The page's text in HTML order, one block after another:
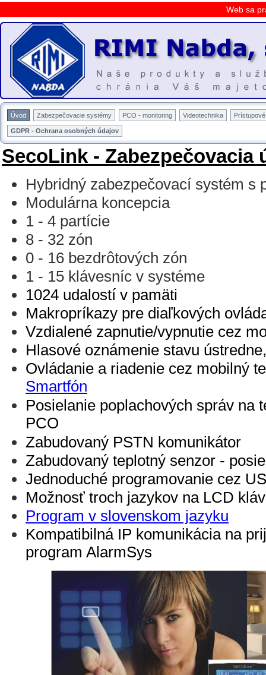
Web sa
Úvod Zabezpečovacie systémy PCO - monitoring Videotechnika
GDPR - Ochrana osobných údajov
SecoLink - Zabezpečovacia
Hybridný zabezpečovací systém s
Modulárna koncepcia
1 - 4 partície
8 - 32 zón
0 - 16 bezdrôtových zón
1 - 15 klávesníc v systéme
1024 udalostí v pamäti
Makropríkazy pre diaľkových
Vzdialené zapnutie/vypnutie cez
Hlasové oznámenie stavu ústredne,
Ovládanie a riadenie cez mobilný
Smartfón
Posielanie poplachových správ na
PCO
Zabudovaný PSTN komunikátor
Zabudovaný teplotný senzor -
Jednoduché programovanie cez
Možnosť troch jazykov na LCD
Program v slovenskom jazyku
Kompatibilná IP komunikácia na
program AlarmSys